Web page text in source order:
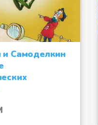
Самоделкин